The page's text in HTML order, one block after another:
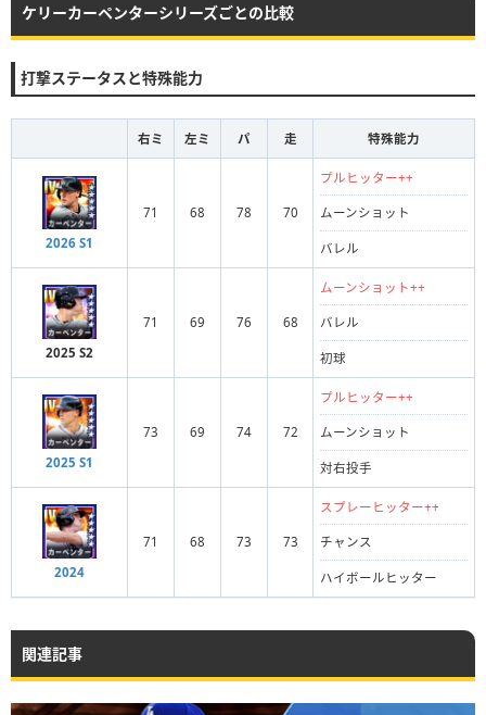
ケリーカーペンターシリーズごとの比較
打撃ステータスと特殊能力
右ミ 左ミ パ 走 特殊能力
2026 S1
71 68 78 70
プルヒッター++
ムーンショット
バレル
2025 S2
71 69 76 68
ムーンショット++
バレル
初球
2025 S1
73 69 74 72
プルヒッター++
ムーンショット
対右投手
2024
71 68 73 73
スプレーヒッター++
チャンス
ハイボールヒッター
関連記事